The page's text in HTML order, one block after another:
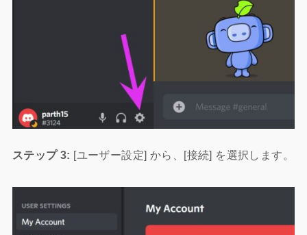
ステップ 3: [ユーザー設定] から、[接続] を選択します。